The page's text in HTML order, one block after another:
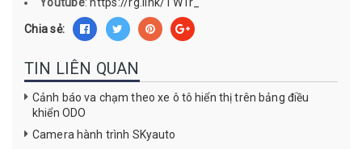
Chia sẻ:
TIN LIÊN QUAN
Cảnh báo va chạm theo xe ô tô hiển thị trên bảng điều
khiển ODO
Camera hành trình SKyauto